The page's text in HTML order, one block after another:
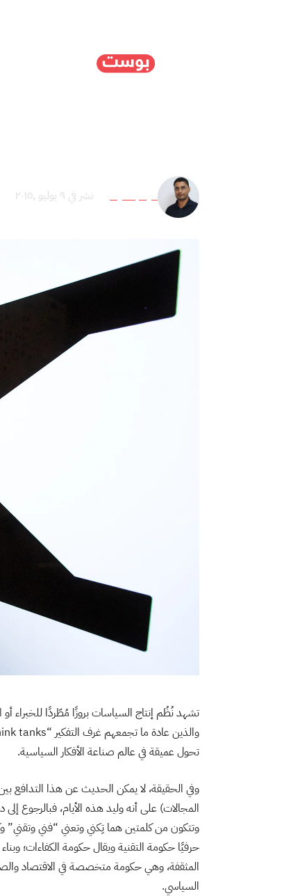
هيثم سليماني نشر في ٩ يوليو ,٢٠١٥
تشهد نُظُم إنتاج السياسات بروزًا مُطّردًا للخبراء أو
تحول عميقة في عالم صناعة الأفكار السياسية.
وفي الحقيقة، لا يمكن الحديث عن هذا التدافع
المجالات) على أنه وليد هذه الأيام، فبالرجوع إلى
وتتكون من كلمتين هما تِكني وتعني “فني
حرفيًا حكومة التقنية ويقال حكومة الكفاءات؛
المثقفة، وهي حكومة متخصصة في الاقتصاد
السياسي.